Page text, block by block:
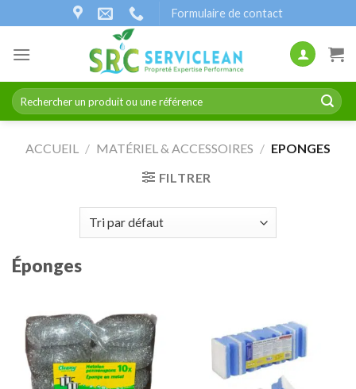
au
contenu
Formulaire de contact
Recherche
pour :
ACCUEIL / MATÉRIEL & ACCESSOIRES / EPONGES
FILTRER
Éponges